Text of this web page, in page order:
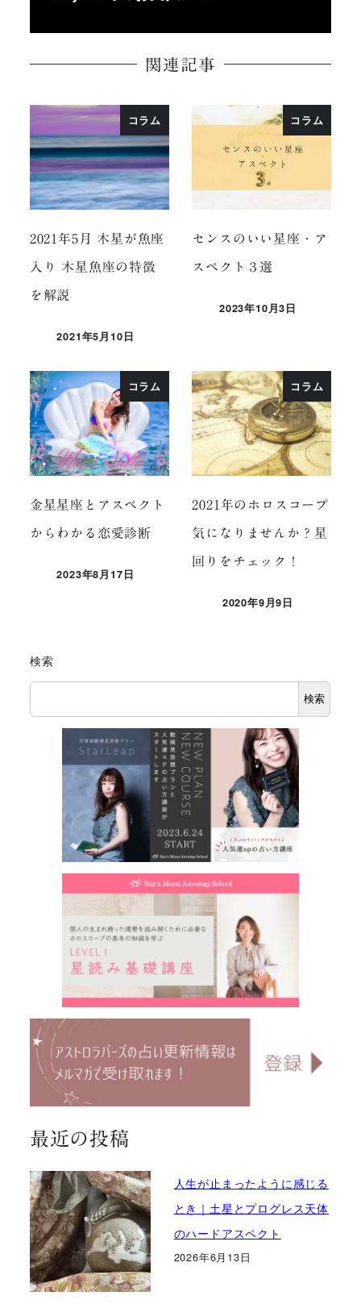
関連記事
コラム
2021年5月 木星が魚座
入り 木星魚座の特徴
を解説
投稿日
2021年5月10日
コラム
センスのいい星座・ア
スペクト３選
投稿日
2023年10月3日
コラム
金星星座とアスペクト
からわかる恋愛診断
投稿日
2023年8月17日
コラム
2021年のホロスコープ
気になりませんか？星
回りをチェック！
投稿日
2020年9月9日
検索
検索
最近の投稿
人生が止まったように感じる
とき｜土星とプログレス天体
のハードアスペクト
2026年6月13日